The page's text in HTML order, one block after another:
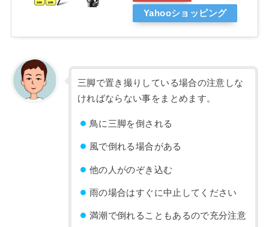
Yahooショッピング
三脚で置き撮りしている場合の注意しな
ければならない事をまとめます。
鳥に三脚を倒される
風で倒れる場合がある
他の人がのぞき込む
雨の場合はすぐに中止してください
満潮で倒れることもあるので充分注意